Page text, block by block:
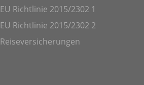
EU Richtlinie 2015/2302 1
EU Richtlinie 2015/2302 2
Reiseversicherungen